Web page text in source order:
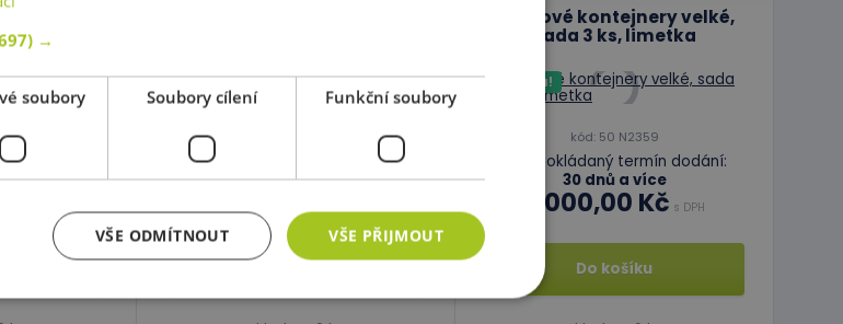
dodání:
Novinka!
Předpokládaný termín dodání:
30 dnů a více
2 000,00 Kč
Plastové kontejnery velké,
sada 3 ks, limetka
Novinka!
kód: 50 N2359
Předpokládaný termín dodání:
30 dnů a více
2 000,00 Kč s DPH
Do košíku
→
soubory Soubory cílení Funkční soubory
VŠE PŘIJMOUT
VŠE ODMÍTNOUT